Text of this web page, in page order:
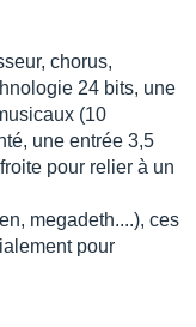
chorus,
24 bits, une
(10
une entrée 3,5
pour relier à un
megadeth....), ces
pour